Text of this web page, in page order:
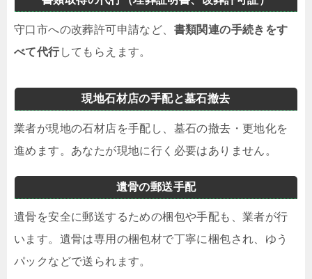
守口市への改葬許可申請など、 書類関連の手続きをす
べて代行してもらえます。
現地石材店の手配と墓石撤去
業者が現地の石材店を手配し、墓石の撤去・更地化を
進めます。あなたが現地に行く必要はありません。
遺骨の郵送手配
遺骨を安全に郵送するための梱包や手配も、業者が行
います。遺骨は専用の梱包材で丁寧に梱包され、ゆう
パックなどで送られます。